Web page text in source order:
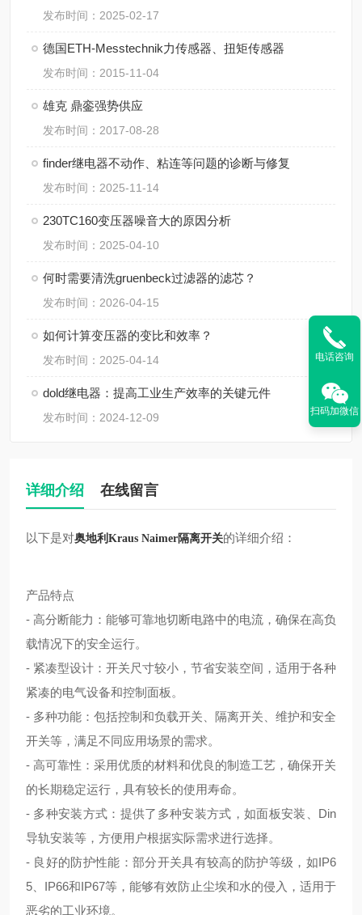
发布时间：2025-02-17
德国ETH-Messtechnik力传感器、扭矩传感器
发布时间：2015-11-04
雄克 鼎銮强势供应
发布时间：2017-08-28
finder继电器不动作、粘连等问题的诊断与修复
发布时间：2025-11-14
230TC160变压器噪音大的原因分析
发布时间：2025-04-10
何时需要清洗gruenbeck过滤器的滤芯？
发布时间：2026-04-15
如何计算变压器的变比和效率？
发布时间：2025-04-14
dold继电器：提高工业生产效率的关键元件
发布时间：2024-12-09
详细介绍 在线留言
以下是对奥地利Kraus Naimer隔离开关的详细介绍：
产品特点
- 高分断能力：能够可靠地切断电路中的电流，确保在高负
载情况下的安全运行。
- 紧凑型设计：开关尺寸较小，节省安装空间，适用于各种
紧凑的电气设备和控制面板。
- 多种功能：包括控制和负载开关、隔离开关、维护和安全
开关等，满足不同应用场景的需求。
- 高可靠性：采用优质的材料和优良的制造工艺，确保开关
的长期稳定运行，具有较长的使用寿命。
- 多种安装方式：提供了多种安装方式，如面板安装、 Din
导轨安装等，方便用户根据实际需求进行选择。
- 良好的防护性能：部分开关具有较高的防护等级，如IP6
5
IP66和IP67等，能够有效防止尘埃和水的侵入，适用于
恶劣的工业环境。
电话咨询
扫码加微信